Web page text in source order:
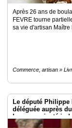
Après 26 ans de
FEVRE tourne
sa vie d'artisan Maître
Commerce, artisan »
Le député
déléguée auprès
la souveraineté
de l'intelligence